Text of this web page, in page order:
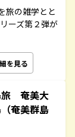
旅の雑学とと
ーズ第２弾が
を見る
奄美大
奄美群島